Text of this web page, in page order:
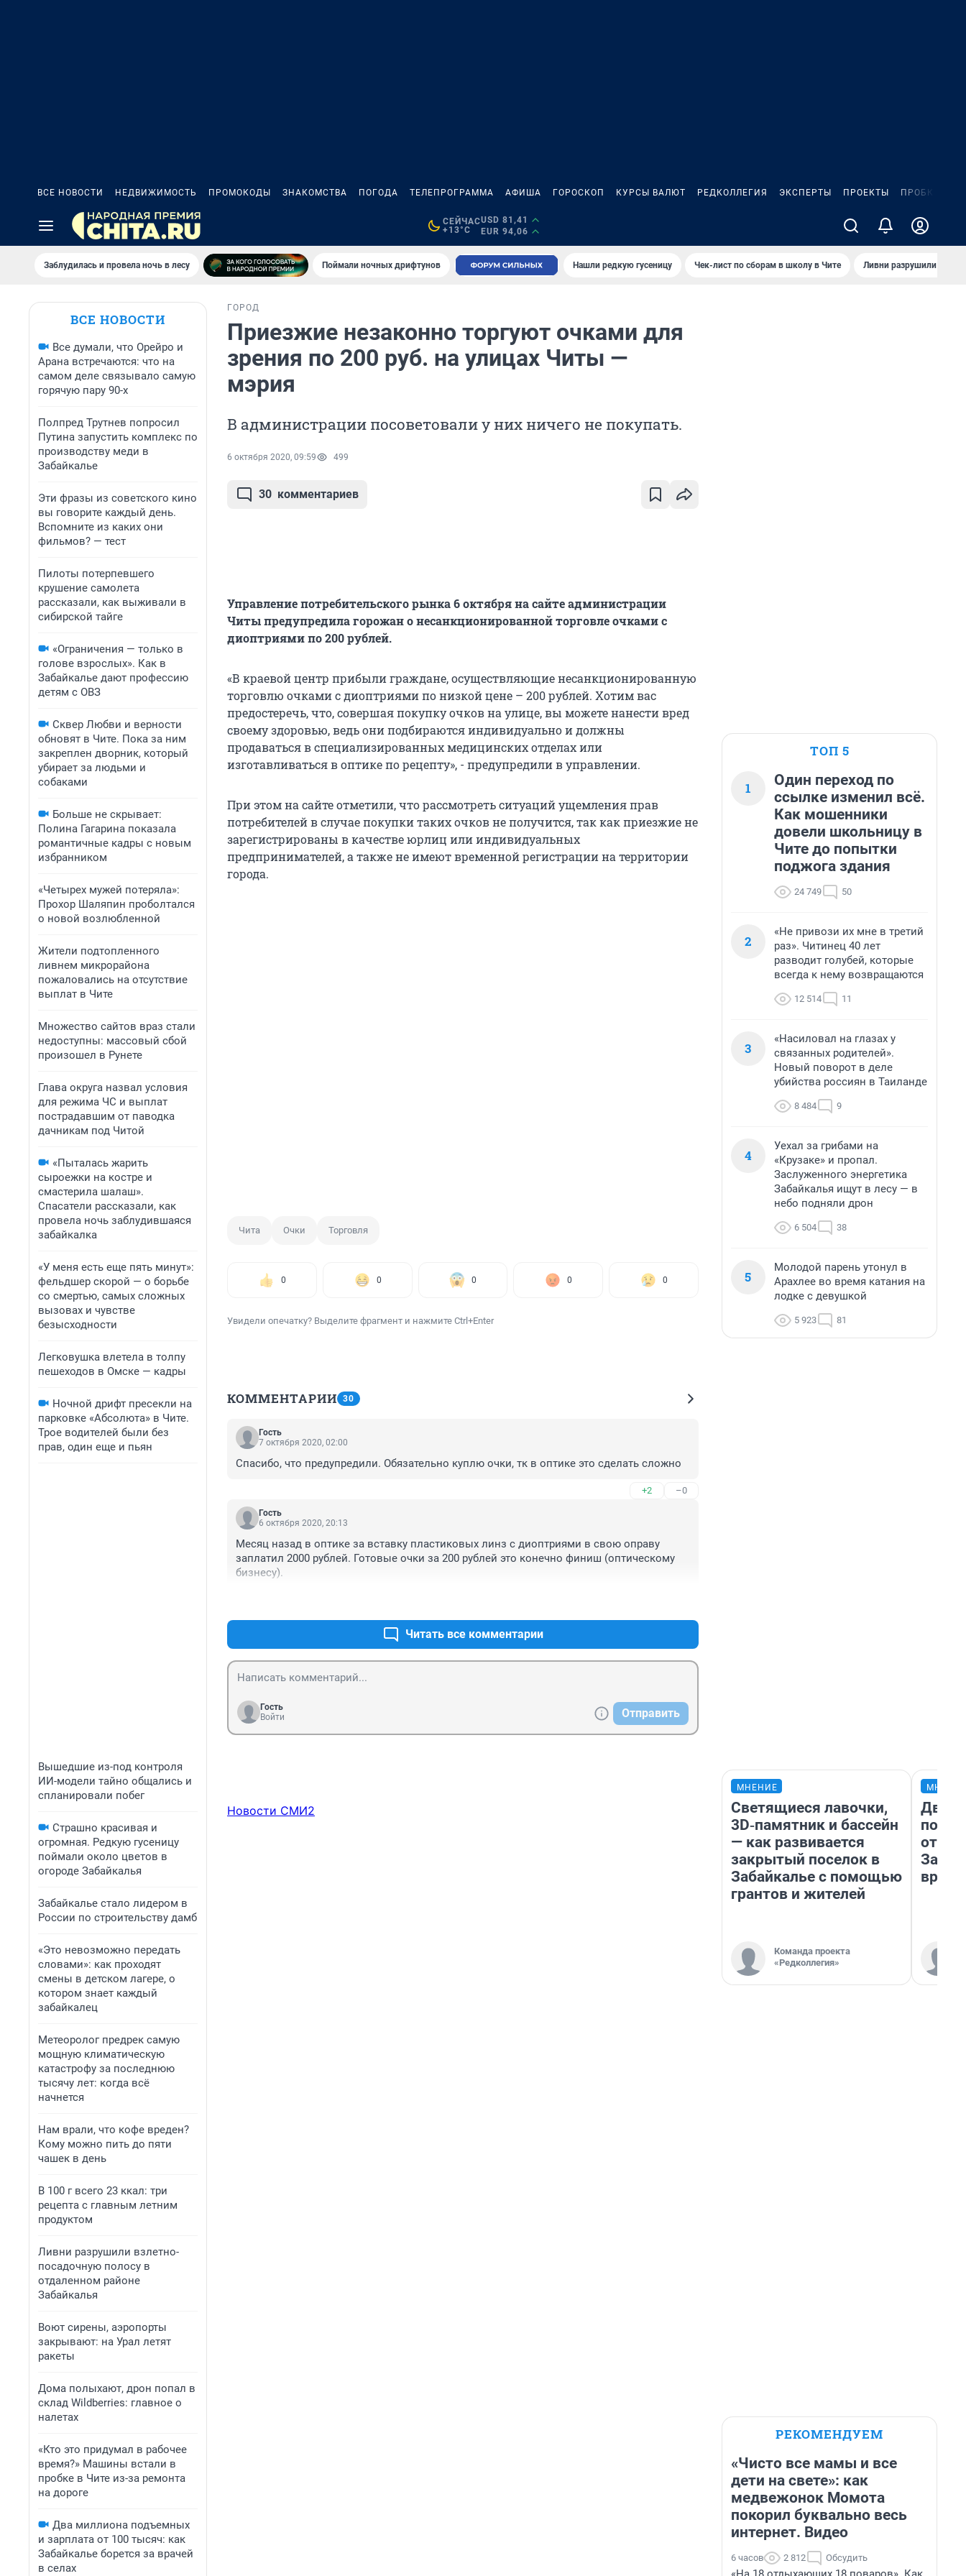
ВСЕ НОВОСТИ НЕДВИЖИМОСТЬ ПРОМОКОДЫ ЗНАКОМСТВА ПОГОДА ТЕЛЕПРОГРАММА АФИША ГОРОСКОП КУРСЫ ВАЛЮТ РЕДКОЛЛЕГИЯ ЭКСПЕРТЫ ПРОЕКТЫ ПРОБКИ
СЕЙЧАС
+13°C
USD 81,41
EUR 94,06
Заблудилась и провела ночь в лесу Поймали ночных дрифтунов Нашли редкую гусеницу Чек-лист по сборам в школу в Чите Ливни разрушили
ВСЕ НОВОСТИ
Все думали, что Орейро и
Арана встречаются: что на
самом деле связывало самую
горячую пару 90-х
Полпред Трутнев попросил
Путина запустить комплекс по
производству меди в
Забайкалье
Эти фразы из советского кино
вы говорите каждый день.
Вспомните из каких они
фильмов? — тест
Пилоты потерпевшего
крушение самолета
рассказали, как выживали в
сибирской тайге
«Ограничения — только в
голове взрослых». Как в
Забайкалье дают профессию
детям с ОВЗ
Сквер Любви и верности
обновят в Чите. Пока за ним
закреплен дворник, который
убирает за людьми и
собаками
Больше не скрывает:
Полина Гагарина показала
романтичные кадры с новым
избранником
«Четырех мужей потеряла»:
Прохор Шаляпин проболтался
о новой возлюбленной
Жители подтопленного
ливнем микрорайона
пожаловались на отсутствие
выплат в Чите
Множество сайтов враз стали
недоступны: массовый сбой
произошел в Рунете
Глава округа назвал условия
для режима ЧС и выплат
пострадавшим от паводка
дачникам под Читой
«Пыталась жарить
сыроежки на костре и
смастерила шалаш».
Спасатели рассказали, как
провела ночь заблудившаяся
забайкалка
«У меня есть еще пять минут»:
фельдшер скорой — о борьбе
со смертью, самых сложных
вызовах и чувстве
безысходности
Легковушка влетела в толпу
пешеходов в Омске — кадры
Ночной дрифт пресекли на
парковке «Абсолюта» в Чите.
Трое водителей были без
прав, один еще и пьян
Вышедшие из-под контроля
ИИ-модели тайно общались и
спланировали побег
Страшно красивая и
огромная. Редкую гусеницу
поймали около цветов в
огороде Забайкалья
Забайкалье стало лидером в
России по строительству дамб
«Это невозможно передать
словами»: как проходят
смены в детском лагере, о
котором знает каждый
забайкалец
Метеоролог предрек самую
мощную климатическую
катастрофу за последнюю
тысячу лет: когда всё
начнется
Нам врали, что кофе вреден?
Кому можно пить до пяти
чашек в день
В 100 г всего 23 ккал: три
рецепта с главным летним
продуктом
Ливни разрушили взлетно-
посадочную полосу в
отдаленном районе
Забайкалья
Воют сирены, аэропорты
закрывают: на Урал летят
ракеты
Дома полыхают, дрон попал в
склад Wildberries: главное о
налетах
«Кто это придумал в рабочее
время?» Машины встали в
пробке в Чите из-за ремонта
на дороге
Два миллиона подъемных
и зарплата от 100 тысяч: как
Забайкалье борется за врачей
в селах
ГОРОД
Приезжие незаконно торгуют очками для
зрения по 200 руб. на улицах Читы —
мэрия
В администрации посоветовали у них ничего не покупать.
6 октября 2020, 09:59 499
30 комментариев
Управление потребительского рынка 6 октября на сайте администрации
Читы предупредила горожан о несанкционированной торговле очками с
диоптриями по 200 рублей.
«В краевой центр прибыли граждане, осуществляющие несанкционированную
торговлю очками с диоптриями по низкой цене – 200 рублей. Хотим вас
предостеречь, что, совершая покупку очков на улице, вы можете нанести вред
своему здоровью, ведь они подбираются индивидуально и должны
продаваться в специализированных медицинских отделах или
изготавливаться в оптике по рецепту», - предупредили в управлении.
При этом на сайте отметили, что рассмотреть ситуаций ущемления прав
потребителей в случае покупки таких очков не получится, так как приезжие не
зарегистрированы в качестве юрлиц или индивидуальных
предпринимателей, а также не имеют временной регистрации на территории
города.
Чита Очки Торговля
0 0 0 0 0
Увидели опечатку? Выделите фрагмент и нажмите Ctrl+Enter
КОММЕНТАРИИ 30
Гость
7 октября 2020, 02:00
Спасибо, что предупредили. Обязательно куплю очки, тк в оптике это сделать сложно
+2 –0
Гость
6 октября 2020, 20:13
Месяц назад в оптике за вставку пластиковых линз с диоптриями в свою оправу
заплатил 2000 рублей. Готовые очки за 200 рублей это конечно финиш (оптическому
бизнесу).
Читать все комментарии
Гость
Войти
Отправить
Новости СМИ2
ТОП 5
1
Один переход по
ссылке изменил всё.
Как мошенники
довели школьницу в
Чите до попытки
поджога здания
24 749 50
2
«Не привози их мне в третий
раз». Читинец 40 лет
разводит голубей, которые
всегда к нему возвращаются
12 514 11
3
«Насиловал на глазах у
связанных родителей».
Новый поворот в деле
убийства россиян в Таиланде
8 484 9
4
Уехал за грибами на
«Крузаке» и пропал.
Заслуженного энергетика
Забайкалья ищут в лесу — в
небо подняли дрон
6 504 38
5
Молодой парень утонул в
Арахлее во время катания на
лодке с девушкой
5 923 81
МНЕНИЕ
Светящиеся лавочки,
3D‑памятник и бассейн
— как развивается
закрытый поселок в
Забайкалье с помощью
грантов и жителей
Команда проекта
«Редколлегия»
Два
от
РЕКОМЕНДУЕМ
«Чисто все мамы и все
дети на свете»: как
медвежонок Момота
покорил буквально весь
интернет. Видео
6 часов 2 812 Обсудить